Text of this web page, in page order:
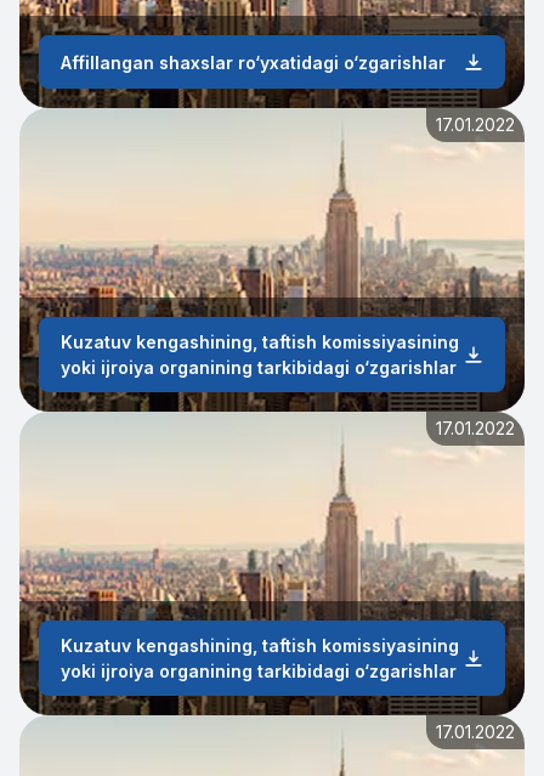
Affillangan shaxslar ro‘yxatidagi o‘zgarishlar
17.01.2022
Kuzatuv kengashining, taftish komissiyasining
yoki ijroiya organining tarkibidagi o‘zgarishlar
17.01.2022
Kuzatuv kengashining, taftish komissiyasining
yoki ijroiya organining tarkibidagi o‘zgarishlar
17.01.2022